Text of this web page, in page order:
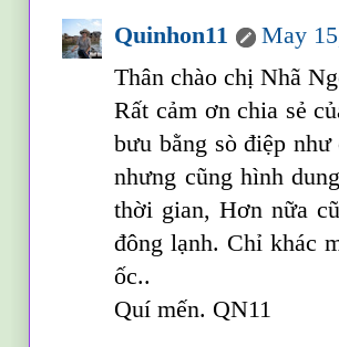
Quinhon11
May
Thân chào chị Nhã
Rất cảm ơn chia sẻ
bưu bằng sò điệp
nhưng cũng hình
thời gian, Hơn nữa
đông lạnh. Chỉ khác
ốc..
Quí mến. QN11